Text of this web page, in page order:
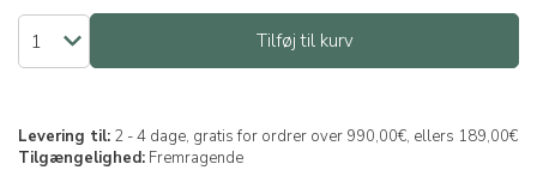
Tilføj til kurv
Levering til: 2 - 4 dage, gratis for ordrer over 990,00€, ellers 189,00€
Tilgængelighed: Fremragende